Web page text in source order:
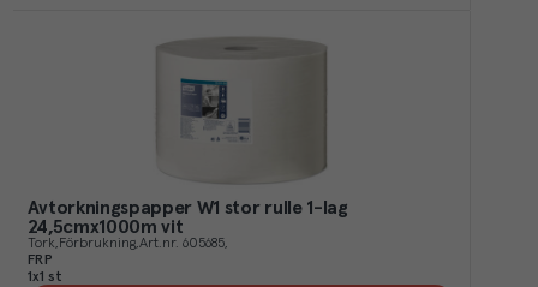
Avtorkningspapper W1 stor rulle 1-lag
24,5cmx1000m vit
Tork Förbrukning Art.nr. 605685
FRP
1x1 st